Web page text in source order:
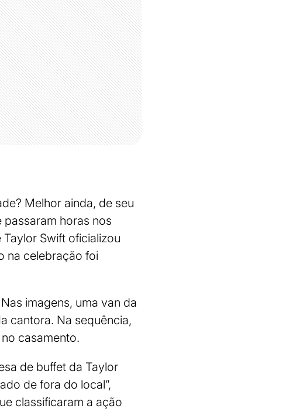
Melhor ainda, de seu
horas nos
Swift oficializou
na celebração foi
imagens, uma van da
cantora. Na sequência,
casamento.
de buffet da Taylor
de fora do local”,
classificaram a ação